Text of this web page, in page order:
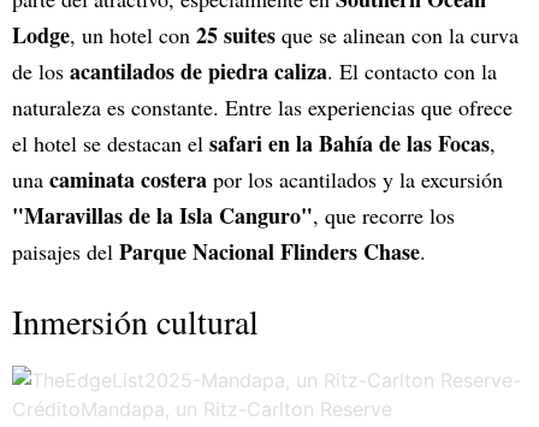
Lodge, un hotel con 25 suites que se alinean con la curva
de los acantilados de piedra caliza. El contacto con la
naturaleza es constante. Entre las experiencias que ofrece
el hotel se destacan el safari en la Bahía de las Focas,
una caminata costera por los acantilados y la excursión
"Maravillas de la Isla Canguro", que recorre los
paisajes del Parque Nacional Flinders Chase.
Inmersión cultural